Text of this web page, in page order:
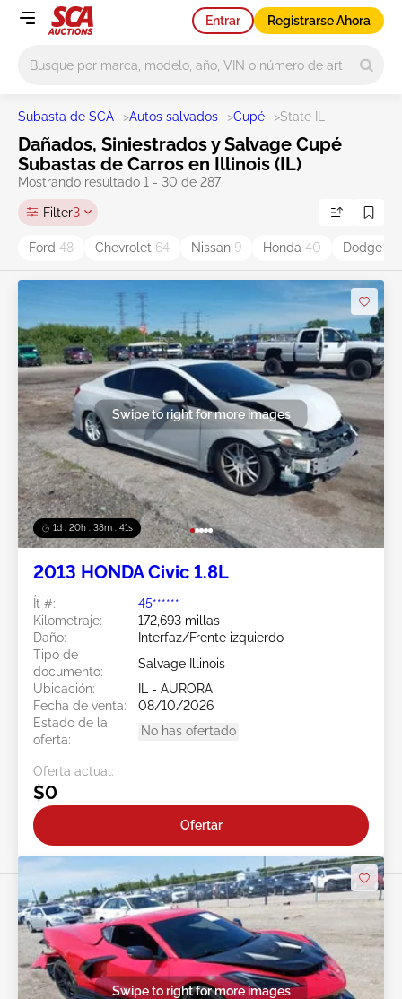
Entrar Registrarse Ahora
Subasta de SCA >Autos salvados >Cupé >State IL
Dañados, Siniestrados y Salvage Cupé
Subastas de Carros en Illinois (IL)
Mostrando resultado 1 - 30 de 287
Filter3
Ford 48 Chevrolet 64 Nissan 9 Honda 40 Dodge
1d : 20h : 38m : 38s
Swipe to right for more images
2013 HONDA Civic 1.8L
Ít #:
45******
Kilometraje:
172,693 millas
Daño:
Interfaz/Frente izquierdo
Tipo de
documento:
Salvage Illinois
Ubicación:
IL - AURORA
Fecha de venta:
08/10/2026
Estado de la
oferta:
No has ofertado
Oferta actual:
$0
Ofertar
Swipe to right for more images